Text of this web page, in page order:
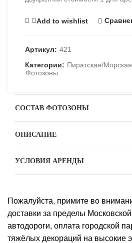
Add to wishlist
Артикул: 421
Категории: Пиратская/
Фотозоны
СОСТАВ ФОТОЗОНЫ
ОПИСАНИЕ
УСЛОВИЯ АРЕНДЫ
Пожалуйста, примите во
доставки за пределы
автодороги, оплата городской
тяжёлых декораций на высокие